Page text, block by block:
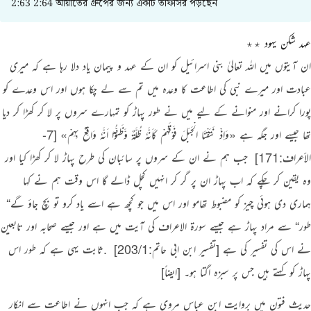
2:63 2:64 আয়াতের গ্রুপের জন্য একটি তাফসির পড়ছেন
عہد شکن یہود ٭٭
ان آیتوں میں اللہ تعالیٰ بنی اسرائیل کو ان کے عہد و پیمان یاد دلا رہا ہے کہ میری
عبادت اور میرے نبی کی اطاعت کا وعدہ میں تم سے لے چکا ہوں اور اس وعدے کو
پورا کرانے اور منوانے کے لیے میں نے طور پہاڑ کو تمہارے سروں پر لا کر کھڑا کر دیا
تھا جیسے اور جگہ ہے «وَاِذْ نَتَقْنَا الْجَبَلَ فَوْقَهُمْ كَاَنَّهٗ ظُلَّـةٌ وَّظَنُّوْٓا اَنَّهٗ وَاقِعٌ بِهِمْ»
[7-
الأعراف:171]
‏ جب ہم نے ان کے سروں پر سائبان کی طرح پہاڑ لا کر کھڑا کیا اور
وہ یقین کر چکے کہ اب پہاڑ ان پر گر کر انہیں کچل ڈالے گا اس وقت ہم نے کہا
ہماری دی ہوئی چیز کو مضبوط تھامو اور اس میں جو کچھ ہے اسے یاد کرو تو بچ جاؤ گے“
طور“ سے مراد پہاڑ ہے جیسے سورۃ الاعراف کی آیت میں ہے اور جیسے صحابہ اور تابعین
نے اس کی تفسیر کی ہے [تفسیر ابن ابی حاتم:203/1]
‏ .ثابت یہی ہے کہ طور اس
پہاڑ کو کہتے ہیں جس پر سبزہ اگتا ہو۔ [ایضاً]
حدیث فتون میں بروایت ابن عباس مروی ہے کہ جب انہوں نے اطاعت سے انکار